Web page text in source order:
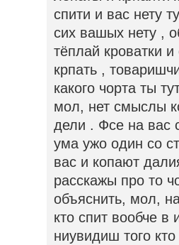
спити и вас нету
сих вашых нету ,
тёплай кроватки
крпать ,
какого чорта ты
мол, нет смыслы
дели . Фсе на вас
ума ужо один со
вас и копают
расскажы про то
объяснить, мол,
кто спит вообче
ниувидиш того